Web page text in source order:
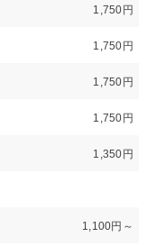
1,750円
1,750円
1,750円
1,750円
1,350円
1,100円～